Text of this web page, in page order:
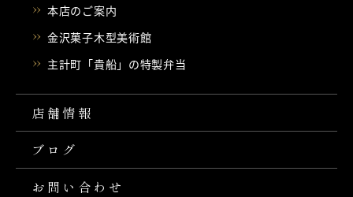
本店のご案内
金沢菓子木型美術館
主計町「貴船」の特製弁当
店舗情報
ブログ
お問い合わせ